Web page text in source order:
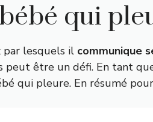
qui
par lesquels il communique
être un défi. En tant
qui pleure. En résumé